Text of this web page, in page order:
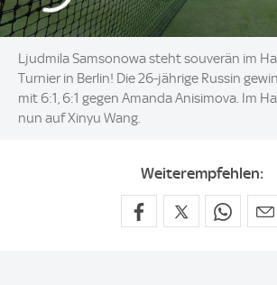
Ljudmila Samsonowa steht souverän im
Turnier in Berlin! Die 26-jährige Russin
mit 6:1, 6:1 gegen Amanda Anisimova. Im
nun auf Xinyu Wang.
Weiterempfehlen: